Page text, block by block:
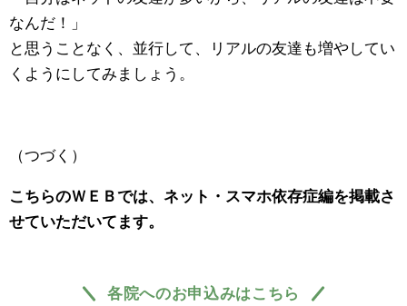
なんだ！」
と思うことなく、並行して、リアルの友達も増やしてい
くようにしてみましょう。
（つづく）
こちらのＷＥＢでは、ネット・スマホ依存症編を掲載さ
せていただいてます。
各院へのお申込みはこちら